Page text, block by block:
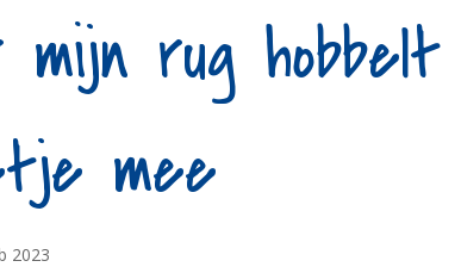
rug
mee
2023